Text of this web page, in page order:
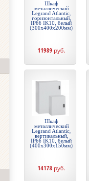
Шкаф
металлический
Legrand Atlantic,
горизонтальный,
IP66 IK10, белый
(300x400x200мм)
11989 руб.
Шкаф
металлический
Legrand Atlantic,
вертикальный,
IP66 IK10, белый
(400x300x150мм)
14178 руб.